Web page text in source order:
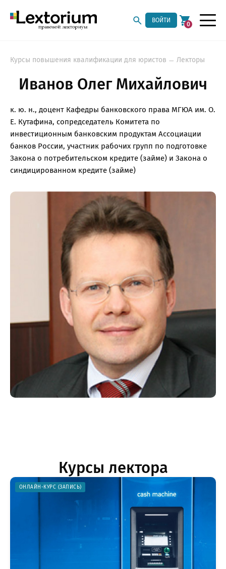
ВОЙТИ
0
Курсы повышения квалификации для юристов Лекторы
Иванов Олег Михайлович
к. ю. н., доцент Кафедры банковского права МГЮА им. О.
Е. Кутафина, сопредседатель Комитета по
инвестиционным банковским продуктам Ассоциации
банков России, участник рабочих групп по подготовке
Закона о потребительском кредите (займе) и Закона о
синдицированном кредите (займе)
Курсы лектора
ОНЛАЙН-КУРС (ЗАПИСЬ)с сайтом или
заметили ошибку?